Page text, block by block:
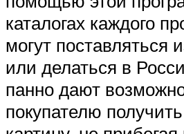
каталогах каждого
могут поставляться
или делаться в
панно дают
покупателю